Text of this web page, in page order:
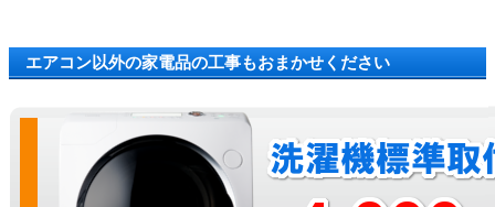
エアコン以外の家電品の工事もおまかせください